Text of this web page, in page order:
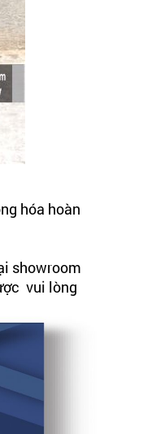
hóa hoàn
showroom
vui lòng